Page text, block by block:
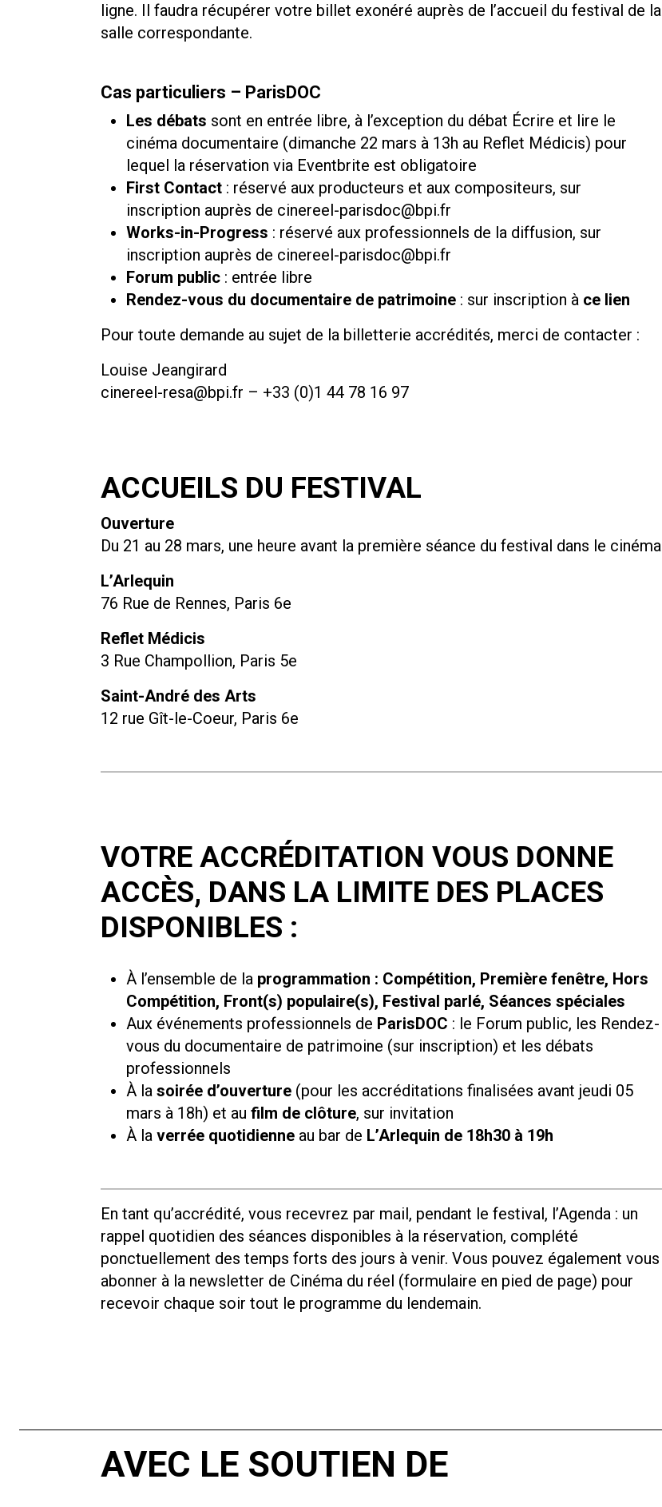
ligne. Il faudra récupérer votre billet exonéré auprès de l’accueil du festival de la
salle correspondante.
Cas particuliers – ParisDOC
Les débats sont en entrée libre, à l’exception du débat Écrire et lire le
cinéma documentaire (dimanche 22 mars à 13h au Reflet Médicis) pour
lequel la réservation via Eventbrite est obligatoire
First Contact : réservé aux producteurs et aux compositeurs, sur
inscription auprès de cinereel-parisdoc@bpi.fr
Works-in-Progress : réservé aux professionnels de la diffusion, sur
inscription auprès de cinereel-parisdoc@bpi.fr
Forum public : entrée libre
Rendez-vous du documentaire de patrimoine : sur inscription à ce lien
Pour toute demande au sujet de la billetterie accrédités, merci de contacter :
Louise Jeangirard
cinereel-resa@bpi.fr – +33 (0)1 44 78 16 97
ACCUEILS DU FESTIVAL
Ouverture
Du 21 au 28 mars, une heure avant la première séance du festival dans le cinéma
L’Arlequin
76 Rue de Rennes, Paris 6e
Reflet Médicis
3 Rue Champollion, Paris 5e
Saint-André des Arts
12 rue Gît-le-Coeur, Paris 6e
VOTRE ACCRÉDITATION VOUS DONNE
ACCÈS, DANS LA LIMITE DES PLACES
DISPONIBLES :
À l’ensemble de la programmation : Compétition, Première fenêtre, Hors
Compétition, Front(s) populaire(s), Festival parlé, Séances spéciales
Aux événements professionnels de ParisDOC : le Forum public, les Rendez-
vous du documentaire de patrimoine (sur inscription) et les débats
professionnels
À la soirée d’ouverture (pour les accréditations finalisées avant jeudi 05
mars à 18h) et au film de clôture, sur invitation
À la verrée quotidienne au bar de L’Arlequin de 18h30 à 19h
En tant qu’accrédité, vous recevrez par mail, pendant le festival, l’Agenda : un
rappel quotidien des séances disponibles à la réservation, complété
ponctuellement des temps forts des jours à venir. Vous pouvez également vous
abonner à la newsletter de Cinéma du réel (formulaire en pied de page) pour
recevoir chaque soir tout le programme du lendemain.
AVEC LE SOUTIEN DE